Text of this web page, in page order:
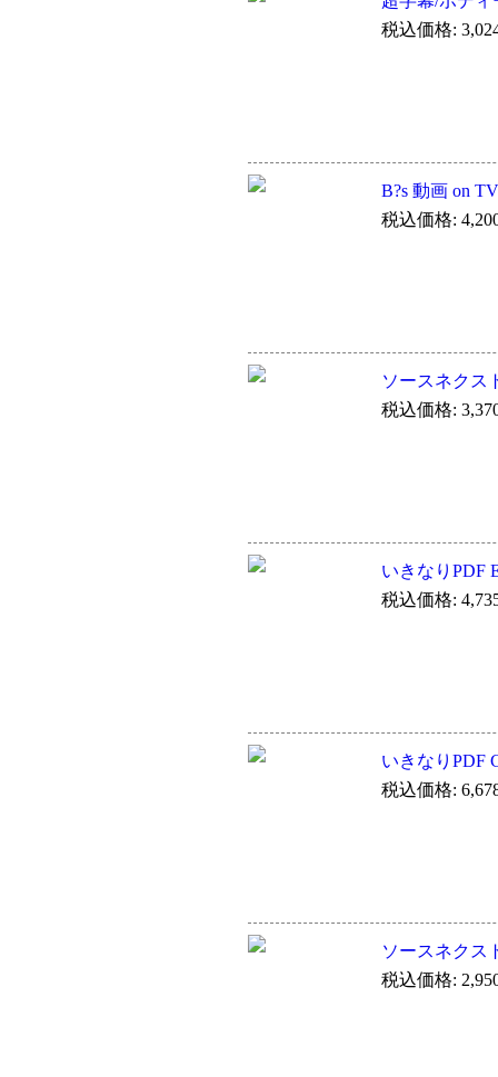
税込価格:
B?s 動画 on TV
税込価格:
ソースネクス
税込価格:
いきなりPDF
税込価格:
いきなりPDF
税込価格:
ソースネクス
税込価格: